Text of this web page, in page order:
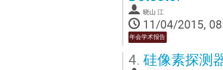
晓山 江
11/04/2015,
年会学术报告
4. 硅像素探测